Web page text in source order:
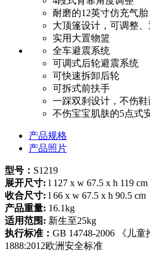
耐磨的12英寸仿充气胎
大顶篷设计，可调整
实用大置物篮
全车避震系统
可调式后轮避震系统
可快速拆卸后轮
可拆式前扶手
一踩双刹设计，不伤
不伤宝宝肌肤的5点式
产品规格
产品照片
型号： S1219
展开尺寸: l 127 x w 67.5 x h 119 cm
收合尺寸: l 66 x w 67.5 x h 90.5 cm
产品重量: 16.1kg
适用范围: 新生至25kg
执行标准： GB 14748-2006 《儿
1888:2012欧洲安全标准